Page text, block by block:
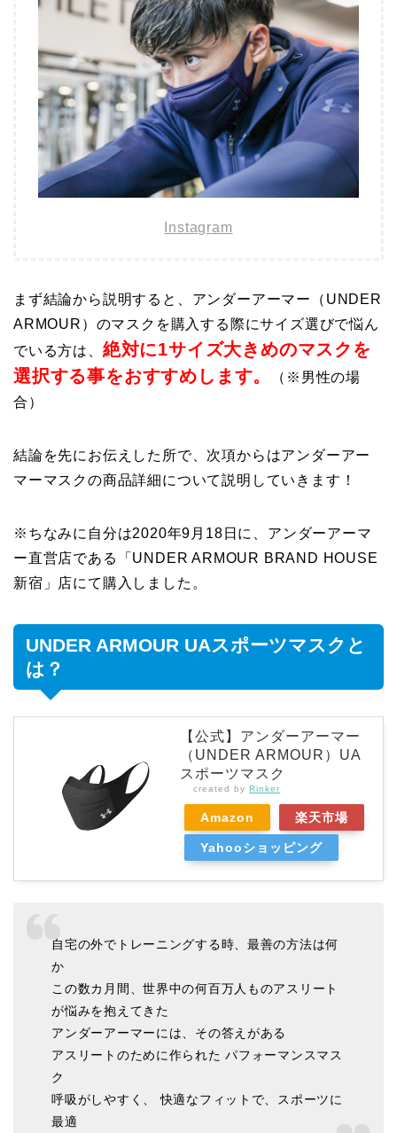
Instagram
まず結論から説明すると、アンダーアーマー（UNDER
ARMOUR）のマスクを購入する際にサイズ選びで悩ん
でいる方は、 絶対に1サイズ大きめのマスクを
選択する事をおすすめ します。
（※男性の場
合）
結論を先にお伝えした所で、次項からはアンダーアー
マーマスクの商品詳細について説明していきます！
※ちなみに自分は2020年9月18日に、アンダーアーマ
ー直営店である「UNDER ARMOUR BRAND HOUSE
新宿」店にて購入しました。
UNDER ARMOUR UAスポーツマスクと
は？
【公式】アンダーアーマー
（UNDER ARMOUR）UA
スポーツマスク
created by Rinker
Amazon 楽天市場
Yahooショッピング
自宅の外でトレーニングする時、最善の方法は何
か
この数カ月間、世界中の何百万人ものアスリート
が悩みを抱えてきた
アンダーアーマーには、その答えがある
アスリートのために作られた パフォーマンスマス
ク
呼吸がしやすく、 快適なフィットで、スポーツに
最適